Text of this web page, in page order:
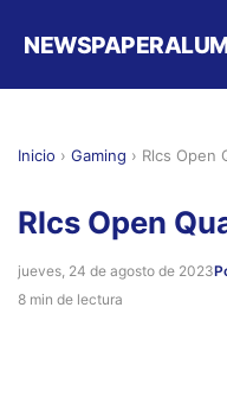
Inicio › Gaming › Rlcs Open
Rlcs Open
jueves, 24 de agosto de 2023
8 min de lectura